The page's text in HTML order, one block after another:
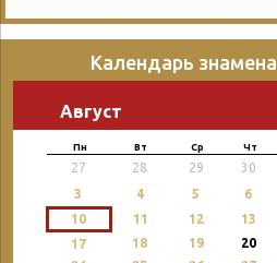
Календарь
Август
Пн Вт Ср Чт
27 28 29 30
3 4 5 6
10
11 12 13
17
18 19 20